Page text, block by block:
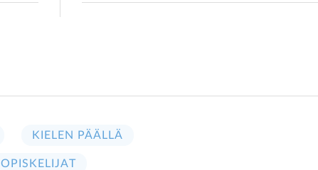
KIELEN PÄÄLLÄ
OPISKELIJAT